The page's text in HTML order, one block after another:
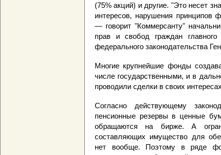
(75% акций) и другие. "Это несет
интересов, нарушения принципов
— говорит "Коммерсанту"
прав и свобод граждан
федерального законодательства
Многие крупнейшие фонды
числе государственными, и в
проводили сделки в своих
Согласно действующему
пенсионные резервы в ценные
обращаются на бирже. А
составляющих имущество для
нет вообще. Поэтому в ряде